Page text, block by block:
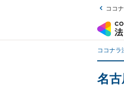
ココ
ココナラ
名